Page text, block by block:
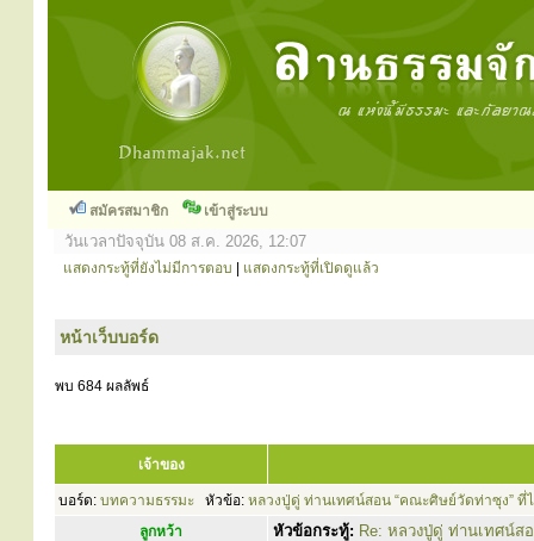
สมัครสมาชิก เข้าสู่ระบบ
วันเวลาปัจจุบัน 08 ส.ค. 2026, 12:07
แสดงกระทู้ที่ยังไม่มีการตอบ แสดงกระทู้ที่เปิดดูแล้ว
หน้าเว็บบอร์ด
พบ 684 ผลลัพธ์
เจ้าของ
บอร์ด: บทความธรรมะ หัวข้อ: หลวงปู่ดู่ ท่านเทศน์สอน “คณะศิษย์วัดท่าซุง” ที่
ลูกหว้า
หัวข้อกระทู้: Re: หลวงปู่ดู่ ท่านเทศน์